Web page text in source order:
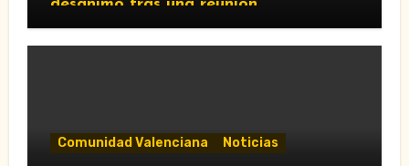
desánimo tras una reunión
Decreto Ley 5/2026»
Comunidad Valenciana Noticias